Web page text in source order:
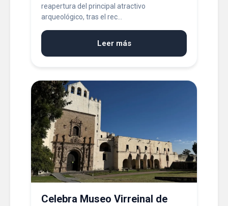
reapertura del principal atractivo
arqueológico, tras el rec...
Leer más
Celebra Museo Virreinal de